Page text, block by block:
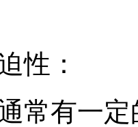
性‌：
常有一